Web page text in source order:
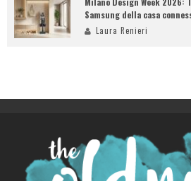
Samsung della casa
Laura Renieri